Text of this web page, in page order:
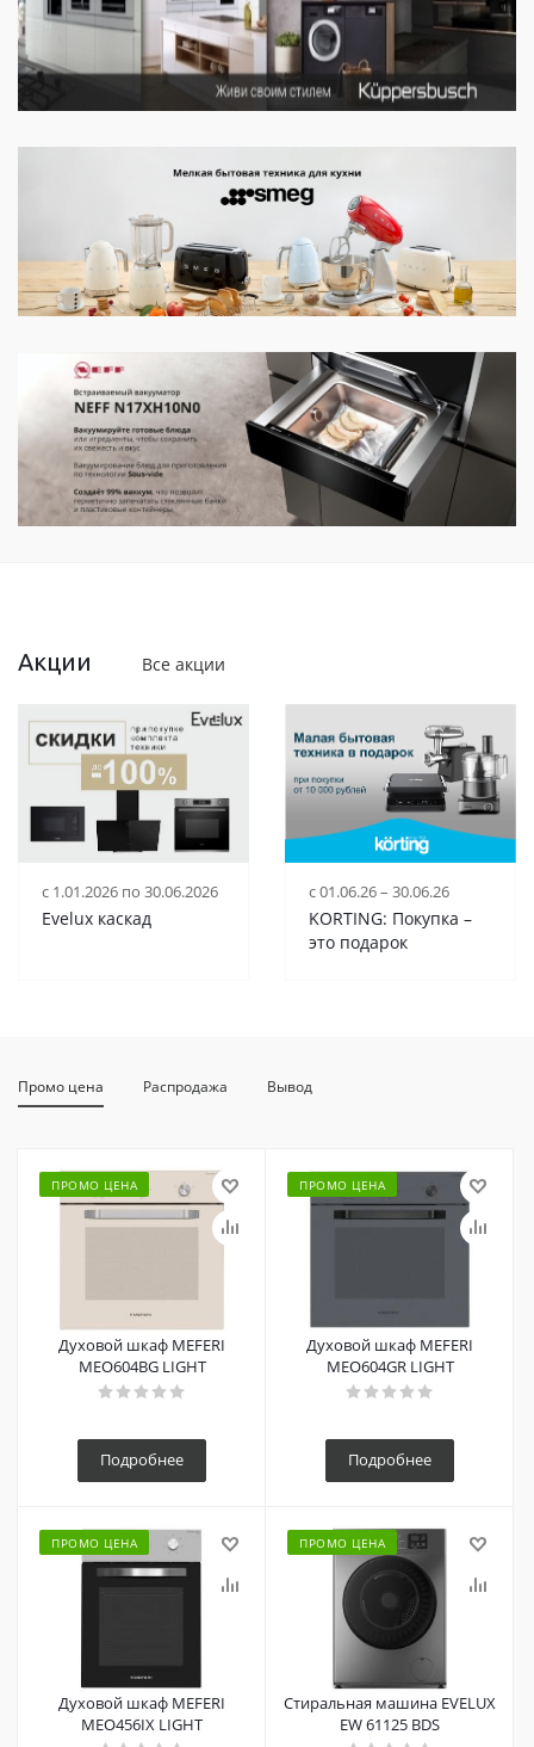
Акции Все акции
с 1.01.2026 по 30.06.2026
Evelux каскад
c 01.06.26 – 30.06.26
KORTING: Покупка –
это подарок
Промо цена Распродажа Вывод
ПРОМО ЦЕНА
Духовой шкаф MEFERI
MEO604BG LIGHT
Подробнее
ПРОМО ЦЕНА
Духовой шкаф MEFERI
MEO604GR LIGHT
Подробнее
ПРОМО ЦЕНА
Духовой шкаф MEFERI
MEO456IX LIGHT
ПРОМО ЦЕНА
Стиральная машина EVELUX
EW 61125 BDS